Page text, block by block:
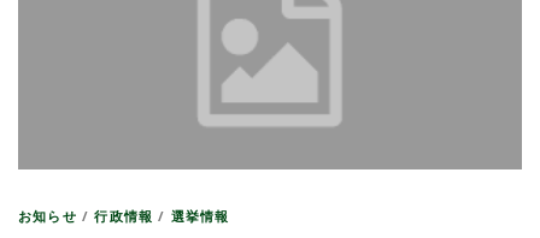
お知らせ /行政情報 / 選挙情報